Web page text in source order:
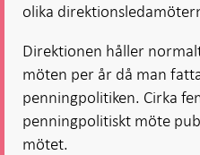
olika
Direktionen håller
möten per år då man
penningpolitiken. Cirka
penningpolitiskt möte
mötet.